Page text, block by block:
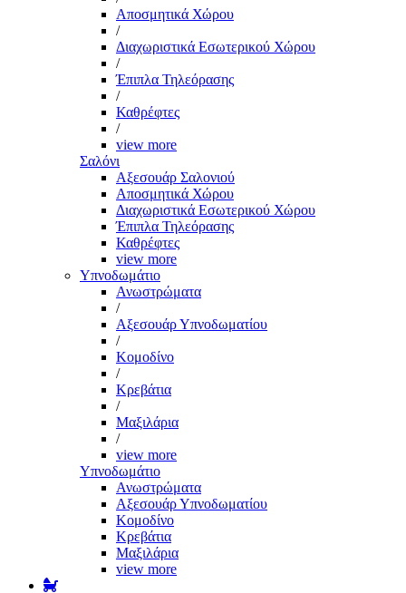
Αποσμητικά Χώρου
/
Διαχωριστικά Εσωτερικού Χώρου
/
Έπιπλα Τηλεόρασης
/
Καθρέφτες
/
view more
Σαλόνι
Αξεσουάρ Σαλονιού
Αποσμητικά Χώρου
Διαχωριστικά Εσωτερικού Χώρου
Έπιπλα Τηλεόρασης
Καθρέφτες
view more
Υπνοδωμάτιο
Ανωστρώματα
/
Αξεσουάρ Υπνοδωματίου
/
Κομοδίνο
/
Κρεβάτια
/
Μαξιλάρια
/
view more
Υπνοδωμάτιο
Ανωστρώματα
Αξεσουάρ Υπνοδωματίου
Κομοδίνο
Κρεβάτια
Μαξιλάρια
view more